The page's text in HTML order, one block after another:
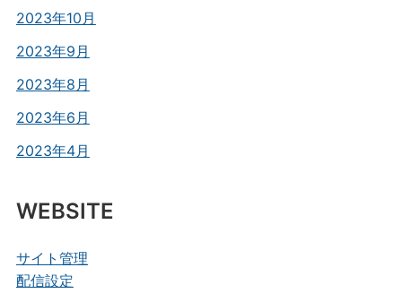
2023年10月
2023年9月
2023年8月
2023年6月
2023年4月
WEBSITE
サイト管理
配信設定